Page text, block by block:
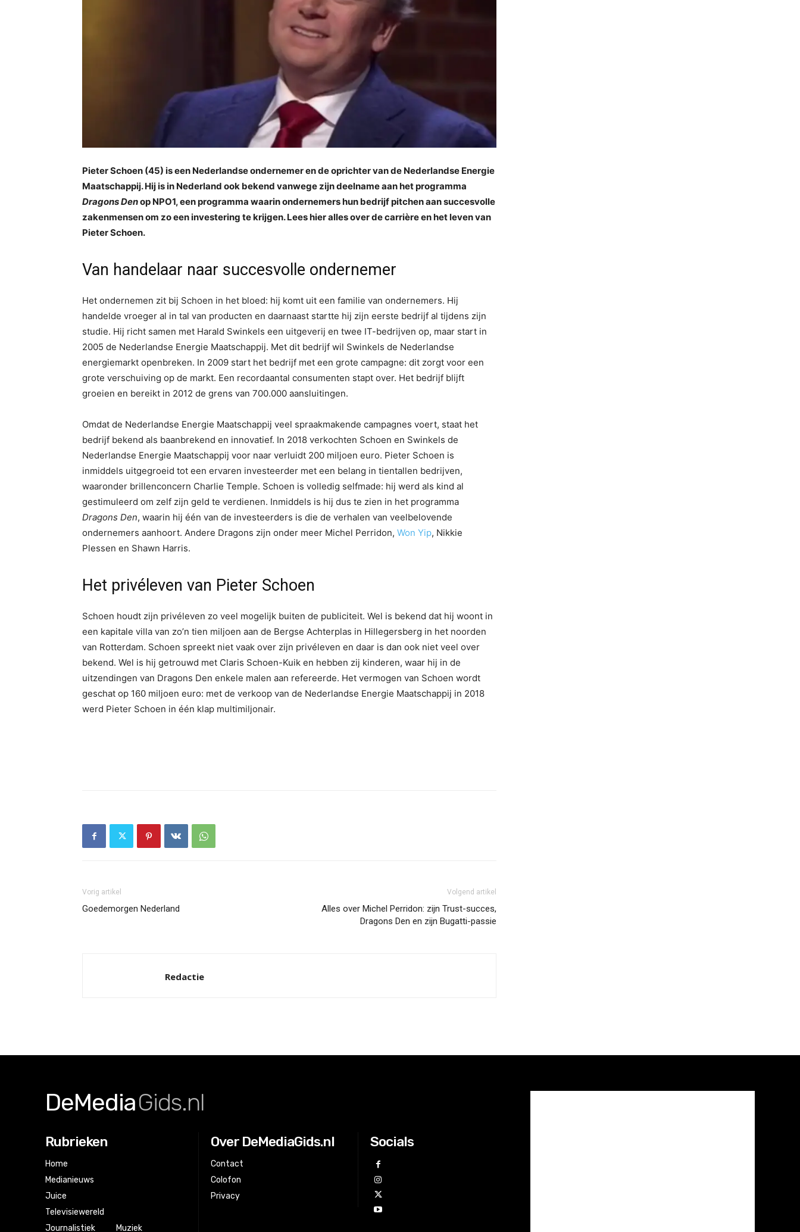
Pieter Schoen (45) is een Nederlandse ondernemer en de oprichter van de Nederlandse Energie
Maatschappij. Hij is in Nederland ook bekend vanwege zijn deelname aan het programma
Dragons Denop NPO1, een programma waarin ondernemers hun bedrijf pitchen aan succesvolle
zakenmensen om zo een investering te krijgen. Lees hier alles over de carrière en het leven van
Pieter Schoen.
Van handelaar naar succesvolle ondernemer
Het ondernemen zit bij Schoen in het bloed: hij komt uit een familie van ondernemers. Hij
handelde vroeger al in tal van producten en daarnaast startte hij zijn eerste bedrijf al tijdens zijn
studie. Hij richt samen met Harald Swinkels een uitgeverij en twee IT-bedrijven op, maar start in
2005 de Nederlandse Energie Maatschappij. Met dit bedrijf wil Swinkels de Nederlandse
energiemarkt openbreken. In 2009 start het bedrijf met een grote campagne: dit zorgt voor een
grote verschuiving op de markt. Een recordaantal consumenten stapt over. Het bedrijf blijft
groeien en bereikt in 2012 de grens van 700.000 aansluitingen.
Omdat de Nederlandse Energie Maatschappij veel spraakmakende campagnes voert, staat het
bedrijf bekend als baanbrekend en innovatief. In 2018 verkochten Schoen en Swinkels de
Nederlandse Energie Maatschappij voor naar verluidt 200 miljoen euro. Pieter Schoen is
inmiddels uitgegroeid tot een ervaren investeerder met een belang in tientallen bedrijven,
waaronder brillenconcern Charlie Temple. Schoen is volledig selfmade: hij werd als kind al
gestimuleerd om zelf zijn geld te verdienen. Inmiddels is hij dus te zien in het programma
Dragons Den, waarin hij één van de investeerders is die de verhalen van veelbelovende
ondernemers aanhoort. Andere Dragons zijn onder meer Michel Perridon, Won Yip, Nikkie
Plessen en Shawn Harris.
Het privéleven van Pieter Schoen
Schoen houdt zijn privéleven zo veel mogelijk buiten de publiciteit. Wel is bekend dat hij woont in
een kapitale villa van zo’n tien miljoen aan de Bergse Achterplas in Hillegersberg in het noorden
van Rotterdam. Schoen spreekt niet vaak over zijn privéleven en daar is dan ook niet veel over
bekend. Wel is hij getrouwd met Claris Schoen-Kuik en hebben zij kinderen, waar hij in de
uitzendingen van Dragons Den enkele malen aan refereerde. Het vermogen van Schoen wordt
geschat op 160 miljoen euro: met de verkoop van de Nederlandse Energie Maatschappij in 2018
werd Pieter Schoen in één klap multimiljonair.
Vorig artikel
Goedemorgen Nederland
Volgend artikel
Alles over Michel Perridon: zijn Trust-succes,
Dragons Den en zijn Bugatti-passie
Redactie
DeMediaGids.nl
Rubrieken
Home
Medianieuws
Juice
Televisiewereld
Journalistiek
Muziek
Over DeMediaGids.nl
Contact
Colofon
Privacy
Socials